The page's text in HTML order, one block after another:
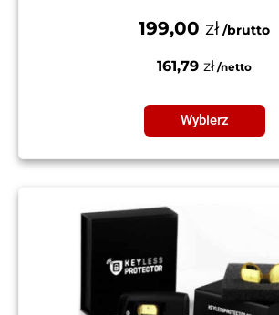
199,00 zł
161,79 zł
Wybierz